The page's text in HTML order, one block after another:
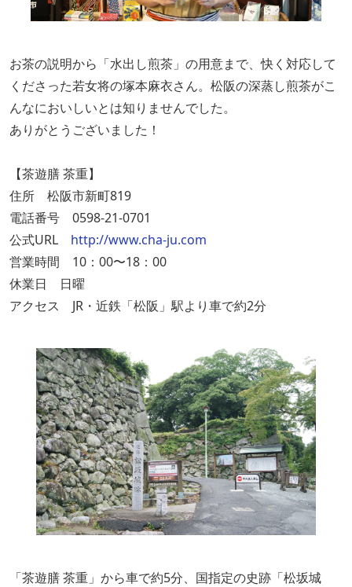
お茶の説明から「水出し煎茶」の用意まで、快く対応して
くださった若女将の塚本麻衣さん。松阪の深蒸し煎茶がこ
んなにおいしいとは知りませんでした。
ありがとうございました！
【茶遊膳 茶重】
住所 松阪市新町819
電話番号 0598-21-0701
公式URL http://www.cha-ju.com
営業時間 10：00〜18：00
休業日 日曜
アクセス JR・近鉄「松阪」駅より車で約2分
「茶遊膳 茶重」から車で約5分、国指定の史跡「松坂城